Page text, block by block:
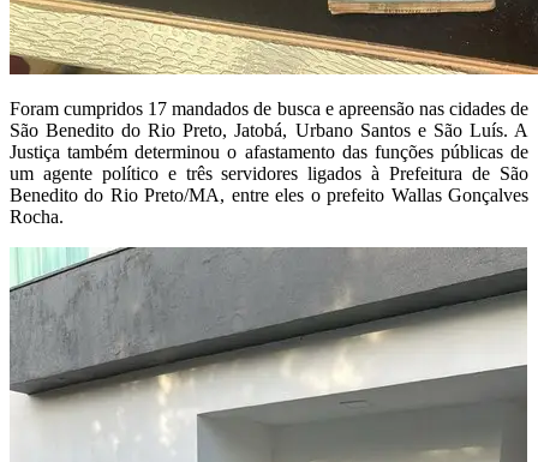
Foram cumpridos 17 mandados de busca e apreensão nas cidades de
São Benedito do Rio Preto, Jatobá, Urbano Santos e São Luís. A
Justiça também determinou o afastamento das funções públicas de
um agente político e três servidores ligados à Prefeitura de São
Benedito do Rio Preto/MA, entre eles o prefeito Wallas Gonçalves
Rocha.